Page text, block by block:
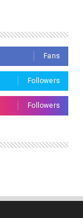
Fans
Followers
Followers